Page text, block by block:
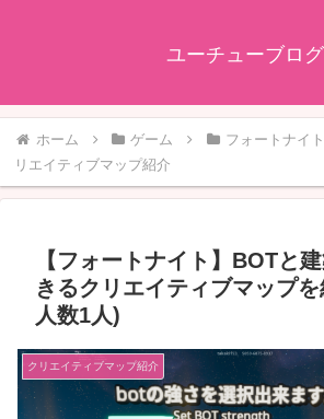
ユーチューブログ
ホーム ゲーム フォートナイ
リエイティブマップ紹介
【フォートナイト】BOTと
きるクリエイティブマップ
人数1人)
クリエイティブマップ紹介